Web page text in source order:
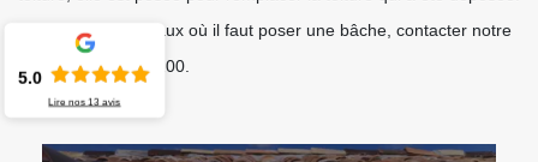
Pour tous vos travaux où il faut poser une bâche, contacter notre
société dans le 06200.
5.0
Lire nos13 avis